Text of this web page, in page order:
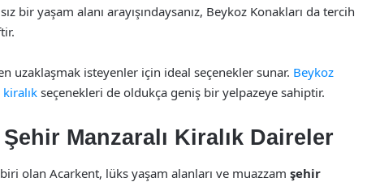
bir yaşam alanı arayışındaysanız, Beykoz Konakları da tercih
uzaklaşmak isteyenler için ideal seçenekler sunar. Beykoz
seçenekleri de oldukça geniş bir yelpazeye sahiptir.
Manzaralı Kiralık Daireler
olan Acarkent, lüks yaşam alanları ve muazzam şehir